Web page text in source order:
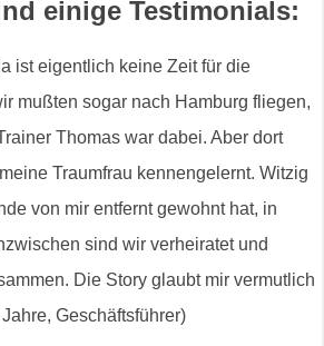
einige Testimonials:
ist eigentlich keine Zeit für die
mußten sogar nach Hamburg fliegen,
Thomas war dabei. Aber dort
Traumfrau kennengelernt. Witzig
von mir entfernt gewohnt hat, in
sind wir verheiratet und
Die Story glaubt mir vermutlich
Geschäftsführer)